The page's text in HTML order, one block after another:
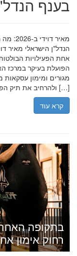
בענף
מאיר
הנדל"ן הישראלי מאיר
אחת הפעילויות
הפועלת בעיקר במרכז
ולהרחיב את תיק הפרויקטים שלה, תוך הדגשת ערכי […]
קרא עוד
בתקופה
רחוק אימון